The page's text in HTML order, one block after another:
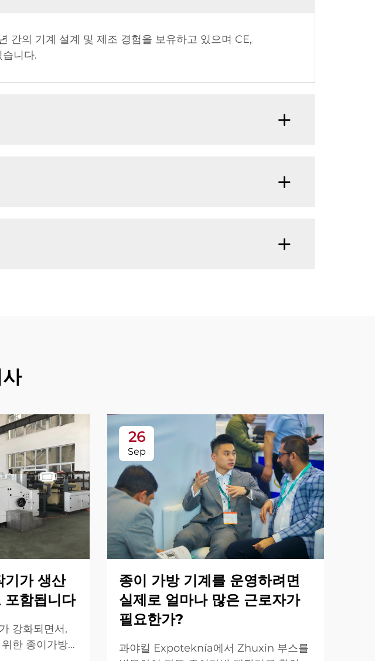
간의 기계 설계 및 제조 경험을 보유하고 있으며 CE,
니다.
기가 생산
포함됩니다
강화되면서,
한 종이가방
26
Sep
종이 가방 기계를 운영하려면
실제로 얼마나 많은 근로자가
필요한가?
과야킬 Expoteknía에서 Zhuxin 부스를